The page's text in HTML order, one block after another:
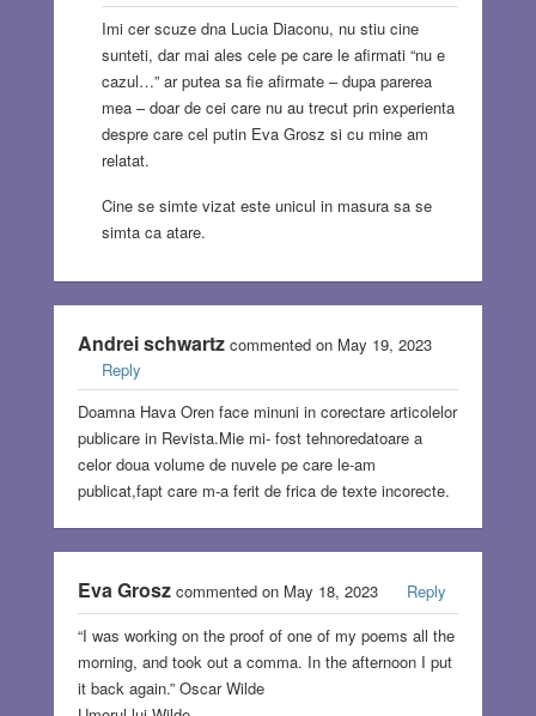
Imi cer scuze dna Lucia Diaconu, nu stiu cine
sunteti, dar mai ales cele pe care le afirmati “nu e
cazul…” ar putea sa fie afirmate – dupa parerea
mea – doar de cei care nu au trecut prin experienta
despre care cel putin Eva Grosz si cu mine am
relatat.
Cine se simte vizat este unicul in masura sa se
simta ca atare.
Andrei schwartzcommented on May 19, 2023
Reply
Doamna Hava Oren face minuni in corectare articolelor
publicare in Revista.Mie mi- fost tehnoredatoare a
celor doua volume de nuvele pe care le-am
publicat,fapt care m-a ferit de frica de texte incorecte.
Eva Groszcommented on May 18, 2023
Reply
“I was working on the proof of one of my poems all the
morning, and took out a comma. In the afternoon I put
it back again.” Oscar Wilde